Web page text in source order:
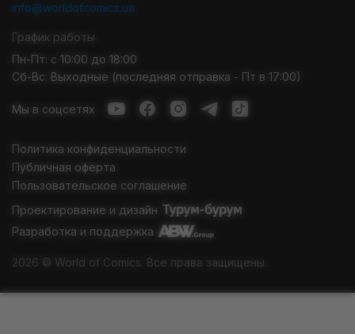
info@worldofcomics.ua
График работы
Пн-Пт: с 10:00 до 18:00
Сб-Вс: Выходные (последняя отправка - Пт в 17:00)
Мы в соцсетях
Политика конфиденциальности
Публичная оферта
Пользовательское соглашение
Проектирование и дизайн
Разработка и поддержка
2026 © World of Comics. Все права защищены.